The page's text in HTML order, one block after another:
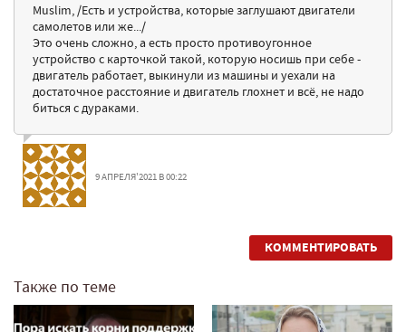
Muslim, /Есть и устройства, которые заглушают двигатели
самолетов или же.../
Это очень сложно, а есть просто противоугонное
устройство с карточкой такой, которую носишь при себе -
двигатель работает, выкинули из машины и уехали на
достаточное расстояние и двигатель глохнет и всё, не надо
биться с дураками.
9 АПРЕЛЯ'2021 В 00:22
КОММЕНТИРОВАТЬ
Также по теме